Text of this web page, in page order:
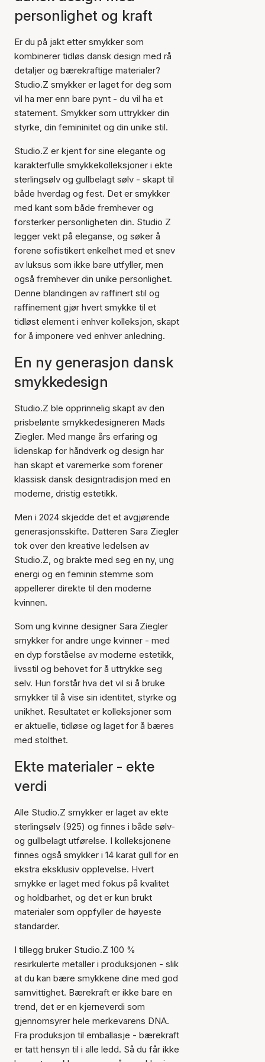
personlighet og kraft
Er du på jakt etter smykker som
kombinerer tidløs dansk design med rå
detaljer og bærekraftige materialer?
Studio.Z smykker er laget for deg som
vil ha mer enn bare pynt - du vil ha et
statement. Smykker som uttrykker din
styrke, din femininitet og din unike stil.
Studio.Z er kjent for sine elegante og
karakterfulle smykkekolleksjoner i ekte
sterlingsølv og gullbelagt sølv - skapt til
både hverdag og fest. Det er smykker
med kant som både fremhever og
forsterker personligheten din. Studio Z
legger vekt på eleganse, og søker å
forene sofistikert enkelhet med et snev
av luksus som ikke bare utfyller, men
også fremhever din unike personlighet.
Denne blandingen av raffinert stil og
raffinement gjør hvert smykke til et
tidløst element i enhver kolleksjon, skapt
for å imponere ved enhver anledning.
En ny generasjon dansk
smykkedesign
Studio.Z ble opprinnelig skapt av den
prisbelønte smykkedesigneren Mads
Ziegler. Med mange års erfaring og
lidenskap for håndverk og design har
han skapt et varemerke som forener
klassisk dansk designtradisjon med en
moderne, dristig estetikk.
Men i 2024 skjedde det et avgjørende
generasjonsskifte. Datteren Sara Ziegler
tok over den kreative ledelsen av
Studio.Z, og brakte med seg en ny, ung
energi og en feminin stemme som
appellerer direkte til den moderne
kvinnen.
Som ung kvinne designer Sara Ziegler
smykker for andre unge kvinner - med
en dyp forståelse av moderne estetikk,
livsstil og behovet for å uttrykke seg
selv. Hun forstår hva det vil si å bruke
smykker til å vise sin identitet, styrke og
unikhet. Resultatet er kolleksjoner som
er aktuelle, tidløse og laget for å bæres
med stolthet.
Ekte materialer - ekte
verdi
Alle Studio.Z smykker er laget av ekte
sterlingsølv (925) og finnes i både sølv-
og gullbelagt utførelse. I kolleksjonene
finnes også smykker i 14 karat gull for en
ekstra eksklusiv opplevelse. Hvert
smykke er laget med fokus på kvalitet
og holdbarhet, og det er kun brukt
materialer som oppfyller de høyeste
standarder.
I tillegg bruker Studio.Z 100 %
resirkulerte metaller i produksjonen - slik
at du kan bære smykkene dine med god
samvittighet. Bærekraft er ikke bare en
trend, det er en kjerneverdi som
gjennomsyrer hele merkevarens DNA.
Fra produksjon til emballasje - bærekraft
er tatt hensyn til i alle ledd. Så du får ikke